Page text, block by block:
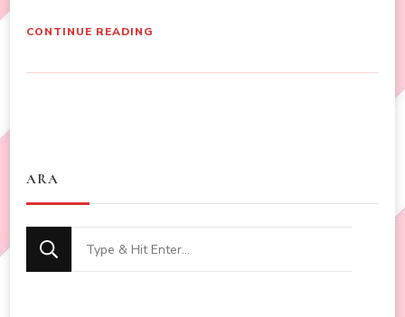
CONTINUE READING
ARA
Looking
for